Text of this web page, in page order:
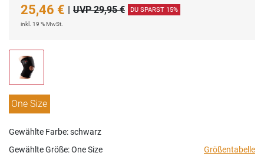
25,46 € | UVP 29,95 € DU SPARST 15%
inkl. 19 % MwSt.
One Size
Gewählte Farbe: schwarz
Gewählte Größe:One Size Größentabelle